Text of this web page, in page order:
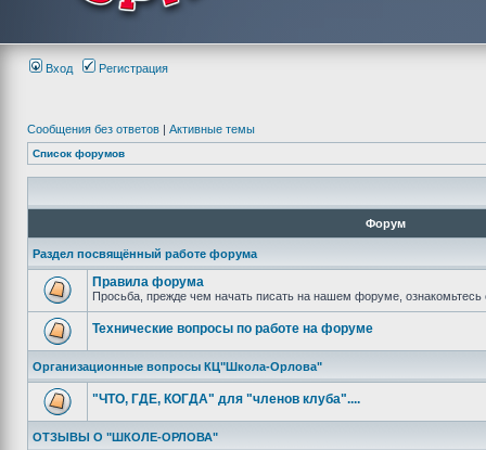
Вход Регистрация
Сообщения без ответов | Активные темы
Список форумов
Форум
Раздел посвящённый работе форума
Правила форума
Просьба, прежде чем начать писать на нашем форуме,
Технические вопросы по работе на форуме
Организационные вопросы КЦ"Школа-Орлова"
"ЧТО, ГДЕ, КОГДА" для "членов клуба"....
ОТЗЫВЫ О "ШКОЛЕ-ОРЛОВА"